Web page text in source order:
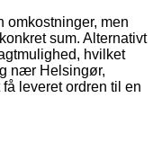
omkostninger, men
sum. Alternativt
hvilket
nær Helsingør,
leveret ordren til en